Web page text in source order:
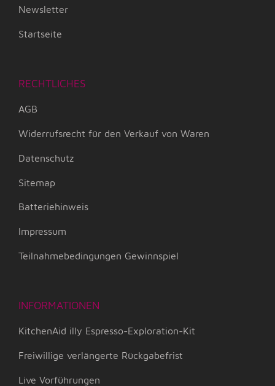
Newsletter
Startseite
RECHTLICHES
AGB
Widerrufsrecht für den Verkauf von Waren
Datenschutz
Sitemap
Batteriehinweis
Impressum
Teilnahmebedingungen Gewinnspiel
INFORMATIONEN
KitchenAid illy Espresso-Exploration-Kit
Freiwillige verlängerte Rückgabefrist
Live Vorführungen